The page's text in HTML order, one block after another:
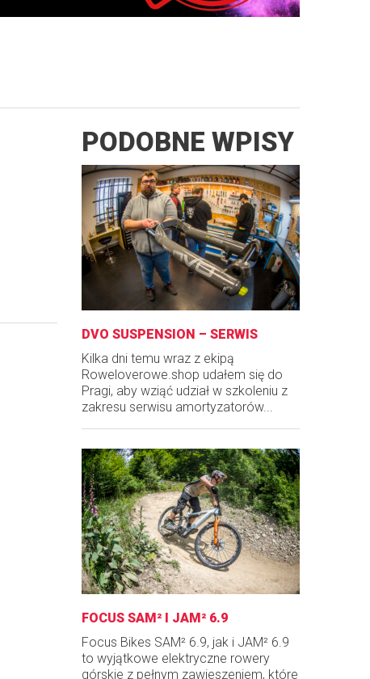
PODOBNE WPISY
DVO SUSPENSION – SERWIS
Kilka dni temu wraz z ekipą
Roweloverowe.shop udałem się do
Pragi, aby wziąć udział w szkoleniu z
zakresu serwisu amortyzatorów...
FOCUS SAM² I JAM² 6.9
Focus Bikes SAM² 6.9, jak i JAM² 6.9
to wyjątkowe elektryczne rowery
górskie z pełnym zawieszeniem, które